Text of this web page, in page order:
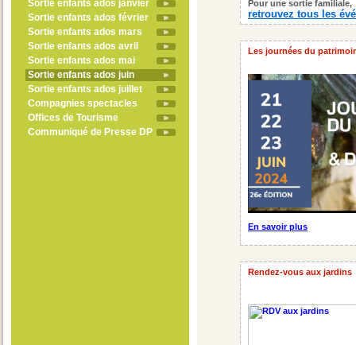
Sortie enfants ados janvier
Sortie enfants ados février
Sortie enfants ados mars
Sortie enfants ados avril
Sortie enfants ados mai
Sortie enfants ados juin
Sortie enfants ados juillet
Compagnies spectacles
Offices de Tourisme
Communiqué de Presse DP
Pour une sortie familiale,
retrouvez tous les
Les journées du
En savoir plus
Rendez-vous aux jardins